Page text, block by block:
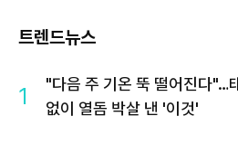
트렌드뉴스
1
"다음 주 기온 뚝 떨어진다"…
없이 열돔 박살 낸 '이것'